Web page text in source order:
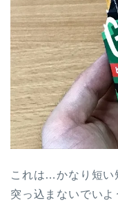
これは…かなり短い
突っ込まないでいよ